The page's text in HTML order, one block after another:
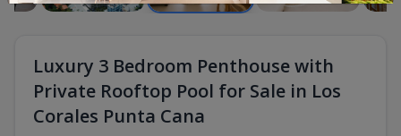
Luxury 3 Bedroom Penthouse with
Private Rooftop Pool for Sale in Los
Corales Punta Cana